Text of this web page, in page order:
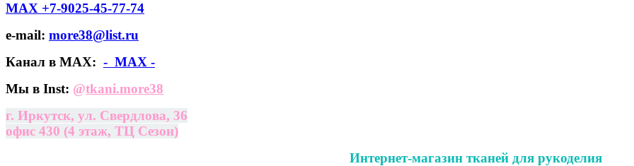
МАХ +7-9025-45-77-74
e-mail: more38@list.ru
Канал в МАХ: - МАХ -
Мы в Inst: @tkani.more38
г. Иркутск, ул. Свердлова, 36
офис 430 (4 этаж, ТЦ Сезон)
Интернет-магазин тканей для рукоделия